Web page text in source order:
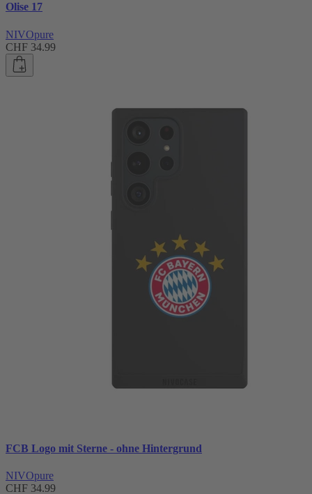
Olise 17
NIVOpure
CHF 34.99
FCB Logo mit Sterne - ohne Hintergrund
NIVOpure
CHF 34.99